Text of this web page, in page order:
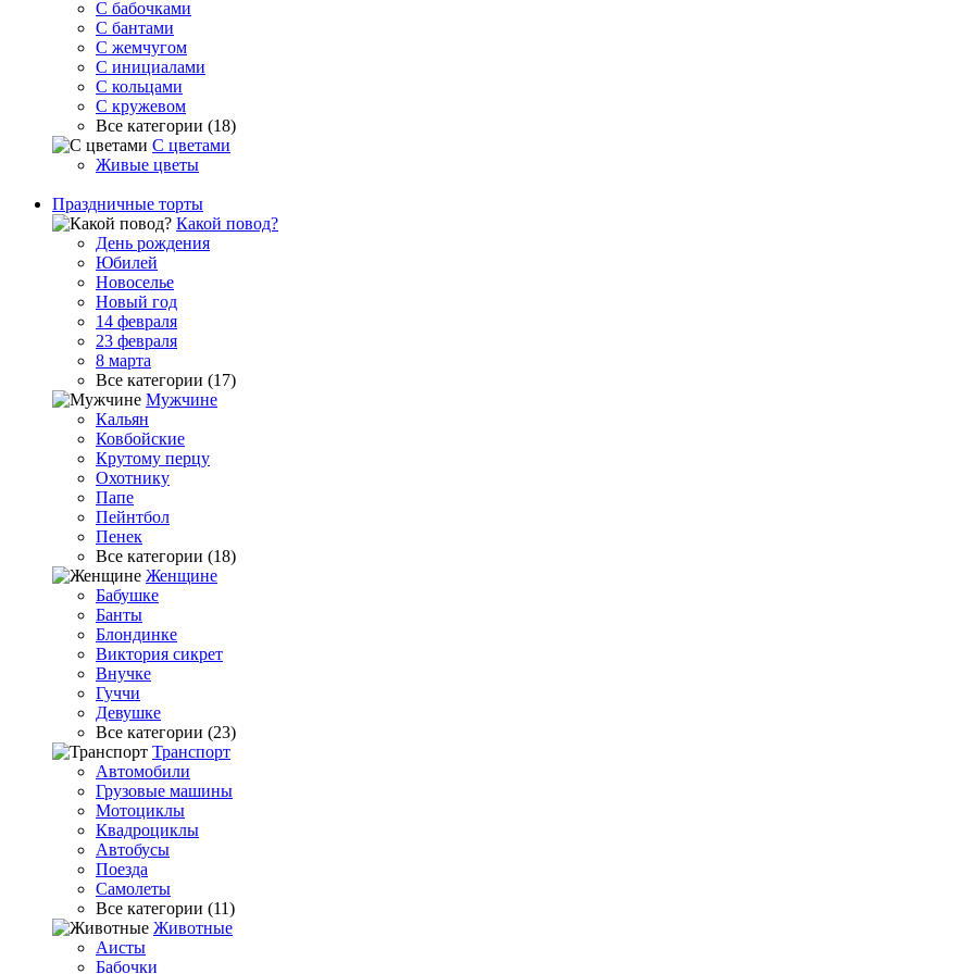
С бабочками
С бантами
С жемчугом
С инициалами
С кольцами
С кружевом
Все категории (18)
С цветами
Живые цветы
Праздничные торты
Какой повод?
День рождения
Юбилей
Новоселье
Новый год
14 февраля
23 февраля
8 марта
Все категории (17)
Мужчине
Кальян
Ковбойские
Крутому перцу
Охотнику
Папе
Пейнтбол
Пенек
Все категории (18)
Женщине
Бабушке
Банты
Блондинке
Виктория сикрет
Внучке
Гуччи
Девушке
Все категории (23)
Транспорт
Автомобили
Грузовые машины
Мотоциклы
Квадроциклы
Автобусы
Поезда
Самолеты
Все категории (11)
Животные
Аисты
Бабочки